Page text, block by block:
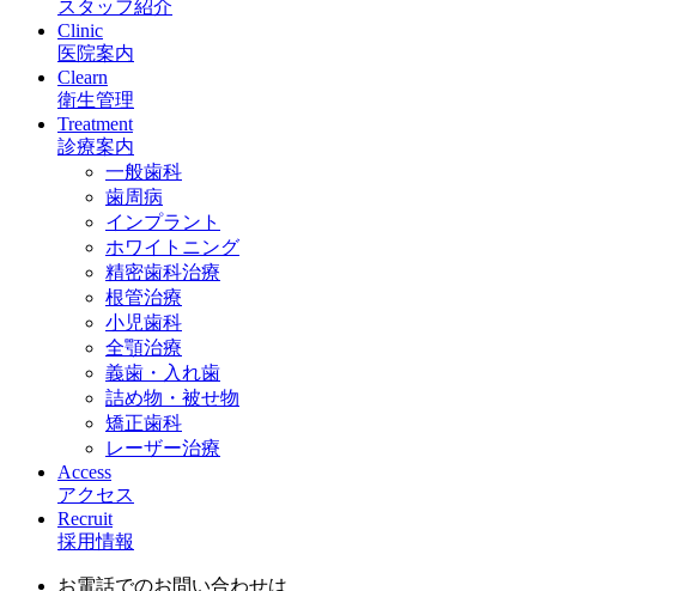
スタッフ紹介
Clinic
医院案内
Clearn
衛生管理
Treatment
診療案内
一般歯科
歯周病
インプラント
ホワイトニング
精密歯科治療
根管治療
小児歯科
全顎治療
義歯・入れ歯
詰め物・被せ物
矯正歯科
レーザー治療
Access
アクセス
Recruit
採用情報
お電話でのお問い合わせは